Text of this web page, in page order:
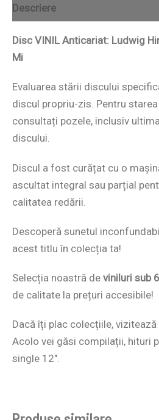
Descriere
Disc VINIL Anticariat: Ludwig
Mi
Evaluarea stării discului
discul propriu-zis. Pentru
consultați pozele, inclusiv
discului.
Discul a fost curățat cu o
ascultat integral sau parțial
calitatea redării.
Descoperă sunetul
acest titlu în colecția ta!
Selecția noastră de viniluri sub
de calitate la prețuri accesibile!
Dacă îți plac colecțiile, vizitează
Acolo vei găsi compilații, hituri
single 12″.